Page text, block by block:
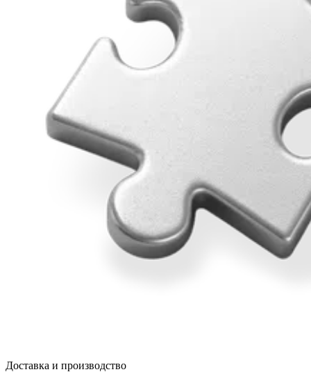
Доставка и производство